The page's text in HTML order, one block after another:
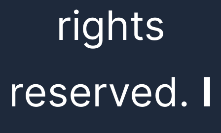
rights
reserved. I